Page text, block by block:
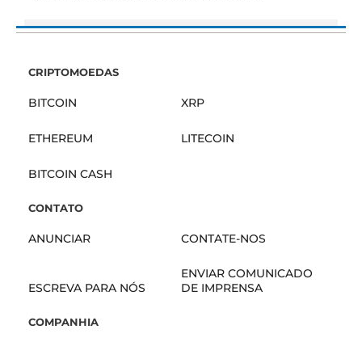
CRIPTOMOEDAS
BITCOIN XRP
ETHEREUM LITECOIN
BITCOIN CASH
CONTATO
ANUNCIAR CONTATE-NOS
ESCREVA PARA NÓS
ENVIAR COMUNICADO
DE IMPRENSA
COMPANHIA